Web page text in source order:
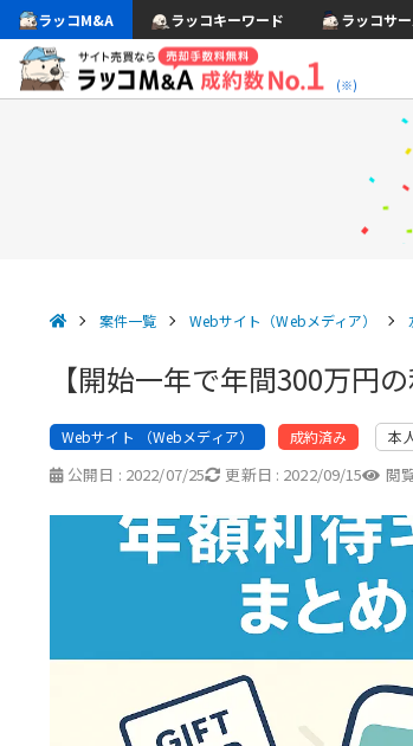
ラッコM&A ラッコキーワード ラッコサ
(※)
案件一覧 Webサイト（Webメディア）
【開始一年で年間300万円
Webサイト （Webメディア） 成約済み 本
公開日 : 2022/07/25 更新日 : 2022/09/15 閲